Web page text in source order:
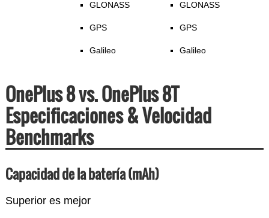
GLONASS
GPS
Galileo
GLONASS
GPS
Galileo
OnePlus 8 vs. OnePlus 8T
Especificaciones & Velocidad
Benchmarks
Capacidad de la batería (mAh)
Superior es mejor